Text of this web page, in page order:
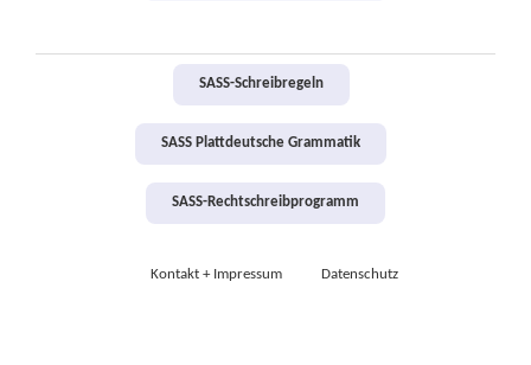
SASS-Schreibregeln
SASS Plattdeutsche Grammatik
SASS-Rechtschreibprogramm
Kontakt + Impressum Datenschutz